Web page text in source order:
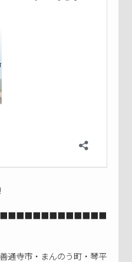
通寺市・まんのう町・琴平